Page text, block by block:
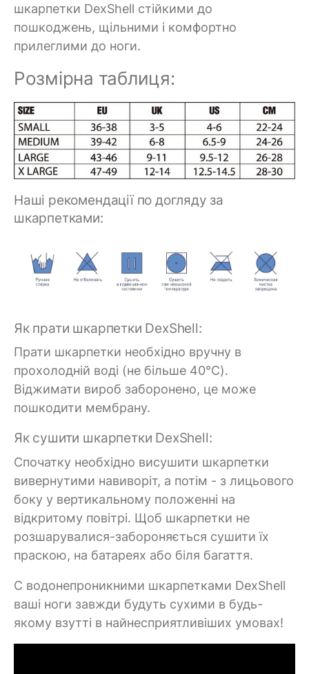
шкарпетки DexShell стійкими до
пошкоджень, щільними і комфортно
прилеглими до ноги.
Розмірна таблиця:
Наші рекомендації по догляду за
шкарпетками:
Як прати шкарпетки DexShell:
Прати шкарпетки необхідно вручну в
прохолодній воді (не більше 40°C).
Віджимати вироб заборонено, це може
пошкодити мембрану.
Як сушити шкарпетки DexShell:
Спочатку необхідно висушити шкарпетки
вивернутими навиворіт, а потім - з лицьового
боку у вертикальному положенні на
відкритому повітрі. Щоб шкарпетки не
розшарувалися-забороняється сушити їх
праскою, на батареях або біля багаття.
C водонепроникними шкарпетками DexShell
ваші ноги завжди будуть сухими в будь-
якому взутті в найнесприятливіших умовах!